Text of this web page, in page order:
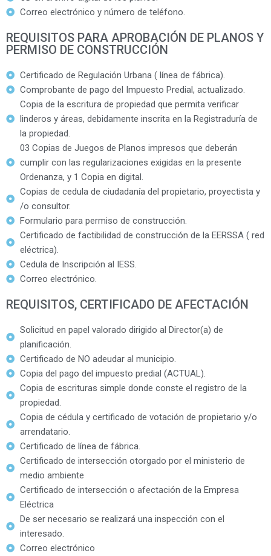
Correo electrónico y número de teléfono.
REQUISITOS PARA APROBACIÓN DE PLANOS Y
PERMISO DE CONSTRUCCIÓN
Certificado de Regulación Urbana ( línea de fábrica).
Comprobante de pago del Impuesto Predial, actualizado.
Copia de la escritura de propiedad que permita verificar
linderos y áreas, debidamente inscrita en la Registraduría de
la propiedad.
03 Copias de Juegos de Planos impresos que deberán
cumplir con las regularizaciones exigidas en la presente
Ordenanza, y 1 Copia en digital.
Copias de cedula de ciudadanía del propietario, proyectista y
/o consultor.
Formulario para permiso de construcción.
Certificado de factibilidad de construcción de la EERSSA ( red
eléctrica).
Cedula de Inscripción al IESS.
Correo electrónico.
REQUISITOS, CERTIFICADO DE AFECTACIÓN
Solicitud en papel valorado dirigido al Director(a) de
planificación.
Certificado de NO adeudar al municipio.
Copia del pago del impuesto predial (ACTUAL).
Copia de escrituras simple donde conste el registro de la
propiedad.
Copia de cédula y certificado de votación de propietario y/o
arrendatario.
Certificado de línea de fábrica.
Certificado de intersección otorgado por el ministerio de
medio ambiente
Certificado de intersección o afectación de la Empresa
Eléctrica
De ser necesario se realizará una inspección con el
interesado.
Correo electrónico